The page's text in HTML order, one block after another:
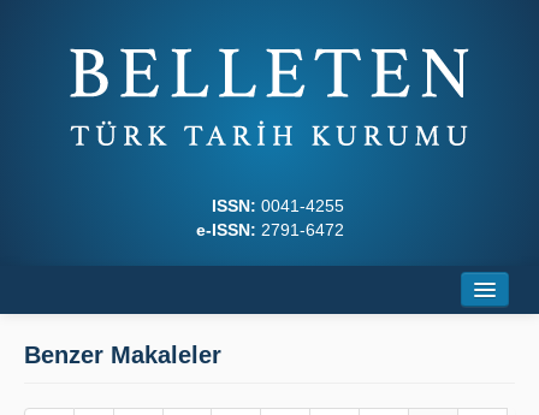
ISSN: 0041-4255
e-ISSN: 2791-6472
Benzer Makaleler